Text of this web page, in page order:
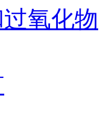
氧化物